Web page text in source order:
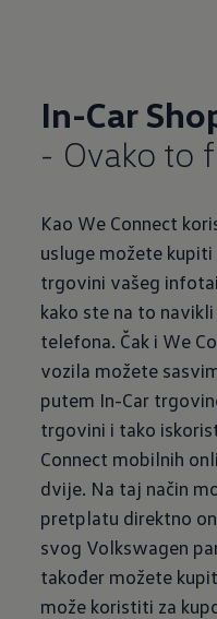
In-Car
Kao We Connect
usluge možete
trgovini vašeg
kako ste na to
telefona. Čak i We
vozila možete
putem In-Car
trgovini i tako
Connect mobilnih
dvije. Na taj način
pretplatu direktno
svog Volkswagen
također možete
može koristiti za